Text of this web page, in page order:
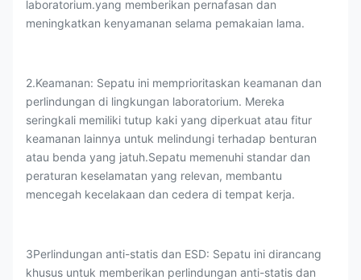
laboratorium.yang memberikan pernafasan dan
meningkatkan kenyamanan selama pemakaian lama.
2.Keamanan: Sepatu ini memprioritaskan keamanan dan
perlindungan di lingkungan laboratorium. Mereka
seringkali memiliki tutup kaki yang diperkuat atau fitur
keamanan lainnya untuk melindungi terhadap benturan
atau benda yang jatuh.Sepatu memenuhi standar dan
peraturan keselamatan yang relevan, membantu
mencegah kecelakaan dan cedera di tempat kerja.
3Perlindungan anti-statis dan ESD: Sepatu ini dirancang
khusus untuk memberikan perlindungan anti-statis dan